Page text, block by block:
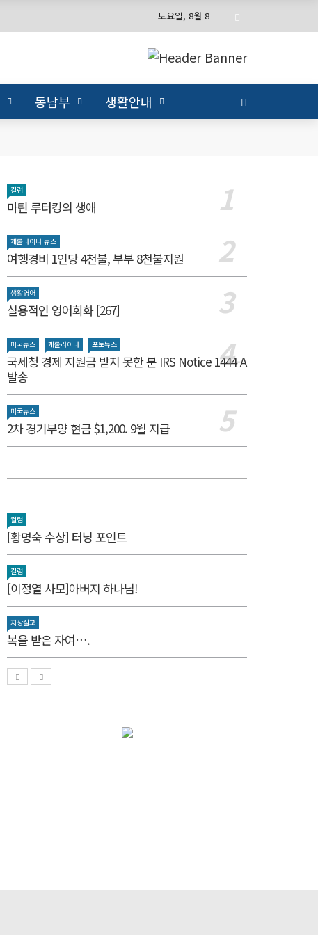
토요일, 8월 8
동남부 생활안내
컬럼
마틴 루터킹의 생애
캐롤라이나 뉴스
여행경비 1인당 4천불, 부부 8천불지원
생활영어
실용적인 영어회화 [267]
미국뉴스 캐롤라이나 포토뉴스
국세청 경제 지원금 받지 못한 분 IRS Notice 1444-A
발송
미국뉴스
2차 경기부양 현금 $1,200. 9월 지급
컬럼
[황명숙 수상] 터닝 포인트
컬럼
[이정열 사모]아버지 하나님!
지상설교
복을 받은 자여….